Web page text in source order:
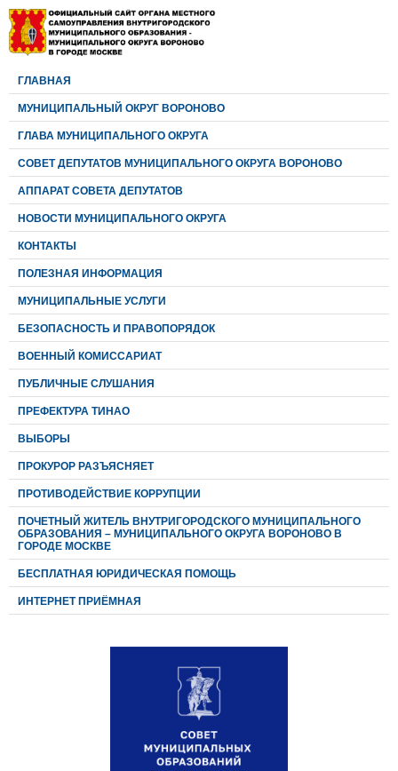
ГЛАВНАЯ
МУНИЦИПАЛЬНЫЙ ОКРУГ ВОРОНОВО
ГЛАВА МУНИЦИПАЛЬНОГО ОКРУГА
CОВЕТ ДЕПУТАТОВ МУНИЦИПАЛЬНОГО ОКРУГА ВОРОНОВО
АППАРАТ СОВЕТА ДЕПУТАТОВ
НОВОСТИ МУНИЦИПАЛЬНОГО ОКРУГА
КОНТАКТЫ
ПОЛЕЗНАЯ ИНФОРМАЦИЯ
МУНИЦИПАЛЬНЫЕ УСЛУГИ
БЕЗОПАСНОСТЬ И ПРАВОПОРЯДОК
ВОЕННЫЙ КОМИССАРИАТ
ПУБЛИЧНЫЕ СЛУШАНИЯ
ПРЕФЕКТУРА ТИНАО
ВЫБОРЫ
ПРОКУРОР РАЗЪЯСНЯЕТ
ПРОТИВОДЕЙСТВИЕ КОРРУПЦИИ
ПОЧЕТНЫЙ ЖИТЕЛЬ ВНУТРИГОРОДСКОГО МУНИЦИПАЛЬНОГО
ОБРАЗОВАНИЯ – МУНИЦИПАЛЬНОГО ОКРУГА ВОРОНОВО В
ГОРОДЕ МОСКВЕ
БЕСПЛАТНАЯ ЮРИДИЧЕСКАЯ ПОМОЩЬ
ИНТЕРНЕТ ПРИЁМНАЯ